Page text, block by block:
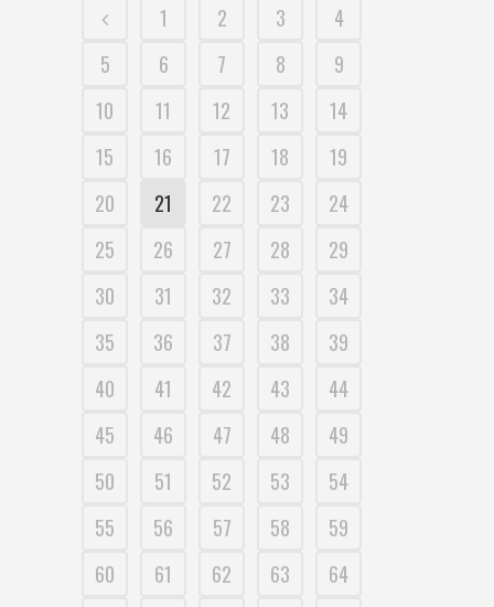
1 2 3
4
5
6 7 8
9
10
11 12 13
14
15
16 17 18
19
20
21 22 23
24
25
26 27 28
29
30
31 32 33
34
35
36 37 38
39
40
41 42 43
44
45
46 47 48
49
50
51 52 53
54
55
56 57 58
59
60
61 62 63
64